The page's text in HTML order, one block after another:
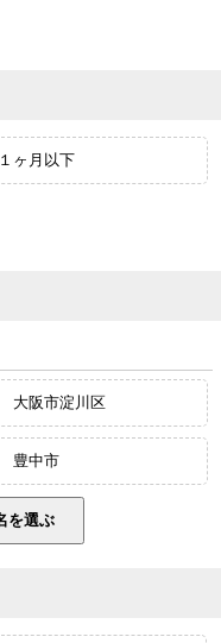
１ヶ月以下
大阪市淀川区
豊中市